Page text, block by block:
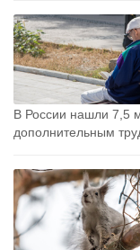
В России нашли 7,5
дополнительным